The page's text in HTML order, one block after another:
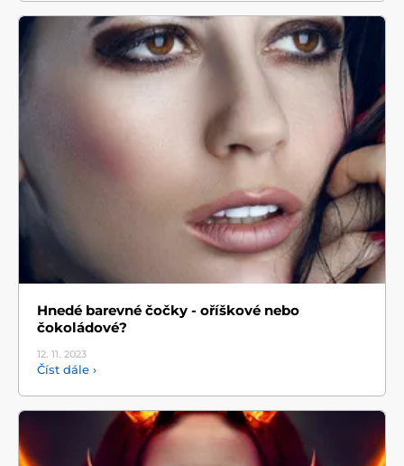
Hnedé barevné čočky - oříškové nebo
čokoládové?
12. 11. 2023
Číst dále ›